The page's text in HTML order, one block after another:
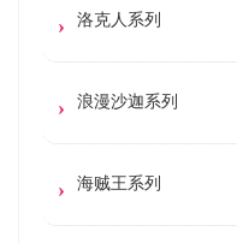
洛克人系列
浪漫沙迦系列
海贼王系列